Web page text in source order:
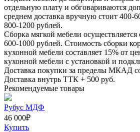
отдельную плату и обговариваются
среднем доставка вручную стоит 400-
800-1200 рублей.
Сборка мягкой мебели осуществляется
600-1000 рублей. Стоимость сборки
кухонной мебели составляет 15% от
кухонной мебели с установкой и
Доставка покупки за пределы МКАД
Доставка внутрь ТТК + 500 руб.
Рекомендуемые товары
Рубус МДФ
46 000₽
Купить